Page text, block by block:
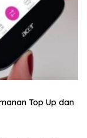
Top Up dan